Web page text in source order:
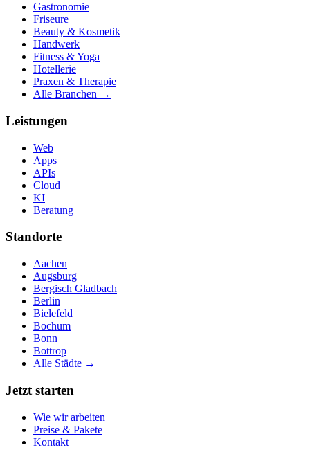
Gastronomie
Friseure
Beauty & Kosmetik
Handwerk
Fitness & Yoga
Hotellerie
Praxen & Therapie
Alle Branchen →
Leistungen
Web
Apps
APIs
Cloud
KI
Beratung
Standorte
Aachen
Augsburg
Bergisch Gladbach
Berlin
Bielefeld
Bochum
Bonn
Bottrop
Alle Städte →
Jetzt starten
Wie wir arbeiten
Preise & Pakete
Kontakt